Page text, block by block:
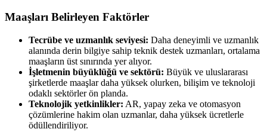
Maaşları Belirleyen Faktörler
Tecrübe ve uzmanlık seviyesi: Daha deneyimli ve uzmanlık
alanında derin bilgiye sahip teknik destek uzmanları, ortalama
maaşların üst sınırında yer alıyor.
İşletmenin büyüklüğü ve sektörü: Büyük ve uluslararası
şirketlerde maaşlar daha yüksek olurken, bilişim ve teknoloji
odaklı sektörler ön planda.
Teknolojik yetkinlikler: AR, yapay zeka ve otomasyon
çözümlerine hakim olan uzmanlar, daha yüksek ücretlerle
ödüllendiriliyor.